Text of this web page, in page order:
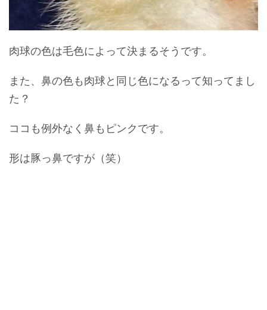
肉球の色は毛色によって決まるそうです。
また、鼻の色も肉球と同じ色になるって知ってまし
た？
ココも例外なく鼻もピンクです。
形は豚っ鼻ですが（笑）